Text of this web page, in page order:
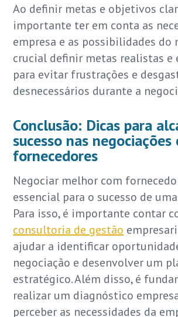
Ao definir metas e objetivos
importante ter em conta as
empresa e as possibilidades do
crucial definir metas realistas e
para evitar frustrações e
desnecessários durante a
Conclusão: Dicas para
sucesso nas negociações
fornecedores
Negociar melhor com
essencial para o sucesso de
Para isso, é importante contar
consultoria de gestão
ajudar a identificar
negociação e desenvolver um
estratégico. Além disso, é
realizar um diagnóstico
perceber as necessidades da